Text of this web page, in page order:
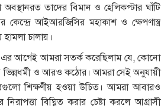
তাদের বিমান ও হেলিকপ্টার ঘাঁটি
কেন্দ্রে আইআরজিসির মহাকাশ ও ক্ষেপণাস্ত্র
হামলা চালায়।
আগেই আমরা সতর্ক করেছিলাম যে, কোনো
ও আরও কঠোর। আমরা সেই অনুযায়ী
শিক্ষণীয় হওয়া উচিত। আমরা আবারও
বিঘ্নিত করার চেষ্টা করলে আগ্রাসী